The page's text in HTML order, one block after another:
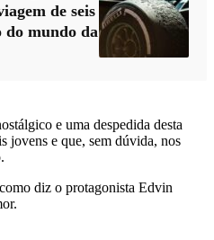
de seis
do mundo da
e uma despedida desta
jovens e que, sem dúvida, nos
diz o protagonista Edvin